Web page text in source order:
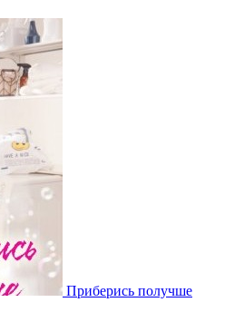
Приберись получше